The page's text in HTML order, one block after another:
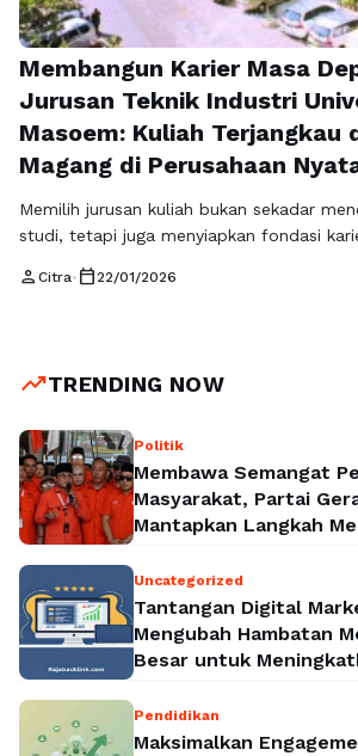
Membangun Karier Masa
Jurusan Teknik Industri
Masoem: Kuliah Terjangkau
Magang di Perusahaan
Memilih jurusan kuliah bukan sekadar
studi, tetapi juga menyiapkan fondasi
manajemen operasional, Jurusan Teknik
magang langsung …Read more
person Citra• calendar_today 22/01/2026
trending_upTRENDING NOW
Politik
Membawa Semangat
Masyarakat, Partai
Mantapkan Langkah
Uncategorized
Tantangan Digital
Mengubah Hambatan
Besar untuk
Pendidikan
Maksimalkan